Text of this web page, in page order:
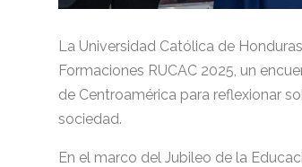
La Universidad Católica de
Formaciones RUCAC 2025, un
de Centroamérica para reflexionar
sociedad.
En el marco del Jubileo de la